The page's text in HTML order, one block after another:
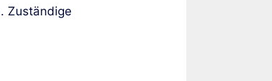
Zuständige